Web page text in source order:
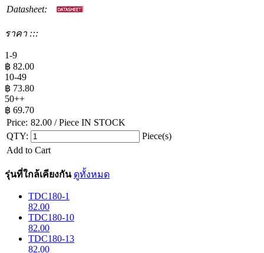
Datasheet:
ราคา :::
1-9
฿ 82.00
10-49
฿ 73.80
50++
฿ 69.70
Price: 82.00 / Piece IN STOCK
QTY:
Piece(s)
Add to Cart
รุ่นที่ใกล้เคียงกัน ดูทั้งหมด
TDC180-1
82.00
TDC180-10
82.00
TDC180-13
82.00